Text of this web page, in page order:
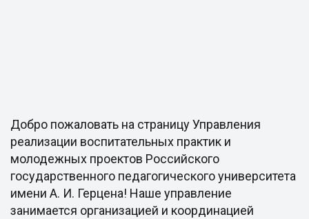
Добро пожаловать на страницу Управления
реализации воспитательных практик и
молодежных проектов Российского
государственного педагогического университета
имени А. И. Герцена! Наше управление
занимается организацией и координацией